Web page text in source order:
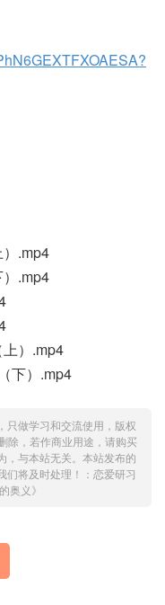
.mp4
.mp4
）.mp4
下）.mp4
只做学习和交流使用，版权
除，若作商业用途，请购买
，与本站无关。本站发布的
将及时处理！： 恋爱研习
奥义》